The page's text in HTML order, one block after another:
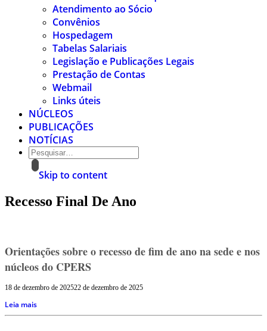
Atendimento ao Sócio
Convênios
Hospedagem
Tabelas Salariais
Legislação e Publicações Legais
Prestação de Contas
Webmail
Links úteis
NÚCLEOS
PUBLICAÇÕES
NOTÍCIAS
Skip to content
Recesso Final De Ano
Orientações sobre o recesso de fim de ano na sede e nos
núcleos do CPERS
18 de dezembro de 202522 de dezembro de 2025
Leia mais